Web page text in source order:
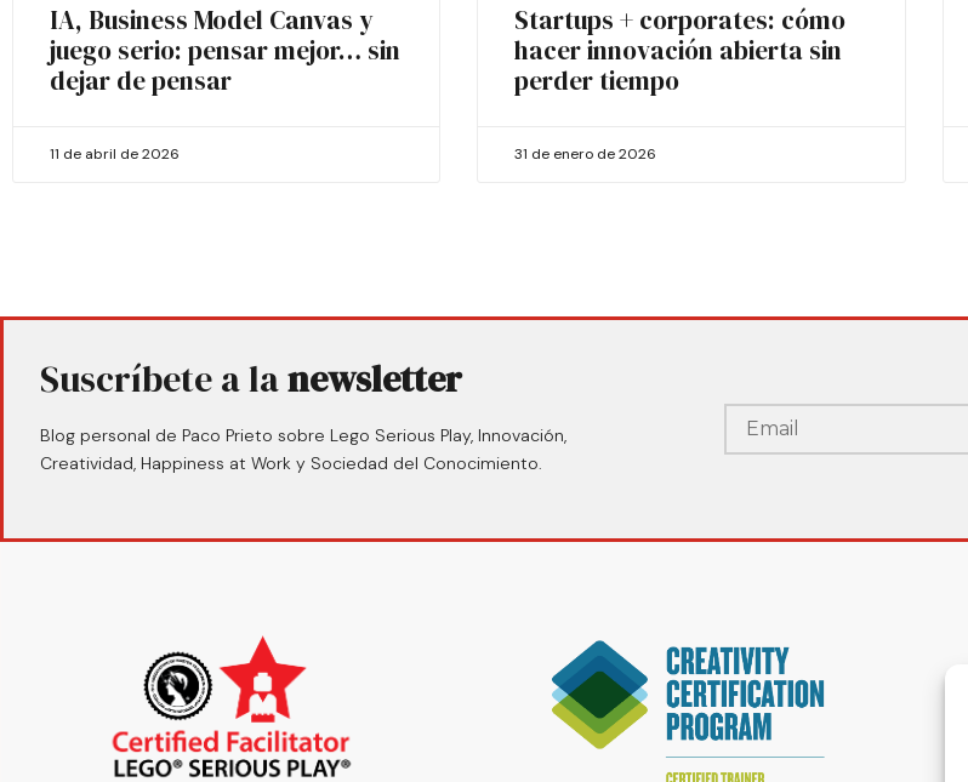
IA, Business Model Canvas y
juego serio: pensar mejor… sin
dejar de pensar
11 de abril de 2026
Startups + corporates: cómo
hacer innovación abierta sin
perder tiempo
31 de enero de 2026
Suscríbete a lanewsletter
Blog personal de Paco Prieto sobre Lego Serious Play, Innovación,
Creatividad, Happiness at Work y Sociedad del Conocimiento.